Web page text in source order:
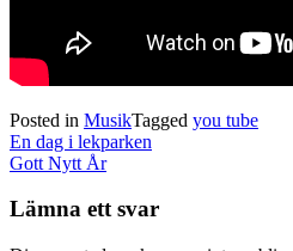
Posted in MusikTagged you tube
Post
navigation
En dag i lekparken
Gott Nytt År
Lämna ett svar